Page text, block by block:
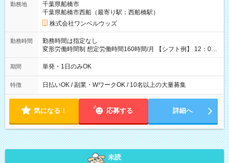
なし
勤務地
千葉県船橋市
千葉県船橋市西船（最寄り駅：西船橋駅）
株式会社ワンベルウッズ
勤務時間
勤務時間は指定なし
変形労働時間制 想定労働時間160時間/月 【シフト例】 12：00
～22：00
期間 単発・1日のみOK
特徴 日払いOK / 副業・WワークOK / 10名以上の大量募集
気になる！ 応募する 詳細へ
未読